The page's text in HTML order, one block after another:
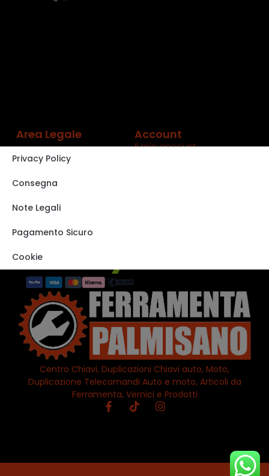
Centro Chiavi, Duplicazioni Chiavi auto, Moto,
Duplicazione Telecomandi Auto e moto, Articoli da
Ferramenta, Vernici e Prodotti
Area Legale
Privacy Policy
Consegna
Note Legali
Pagamento Sicuro
Cookie
Account
Il mio account
VISITA IL NOSTRO
© All Rights Reserved | PALMISANO SOLUTIONS S.R.L. | PIVA